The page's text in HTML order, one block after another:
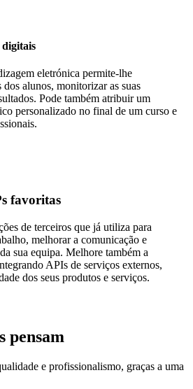
digitais
eletrónica permite-lhe
dos alunos, monitorizar as suas
Pode também atribuir um
personalizado no final de um curso e
favoritas
de terceiros que já utiliza para
melhorar a comunicação e
sua equipa. Melhore também a
APIs de serviços externos,
dos seus produtos e serviços.
pensam
e profissionalismo, graças a uma